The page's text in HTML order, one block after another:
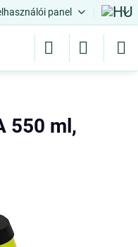
panel
550 ml,